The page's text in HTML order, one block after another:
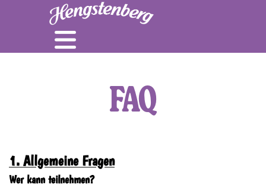
FAQ
1. Allgemeine Fragen
Wer kann teilnehmen?